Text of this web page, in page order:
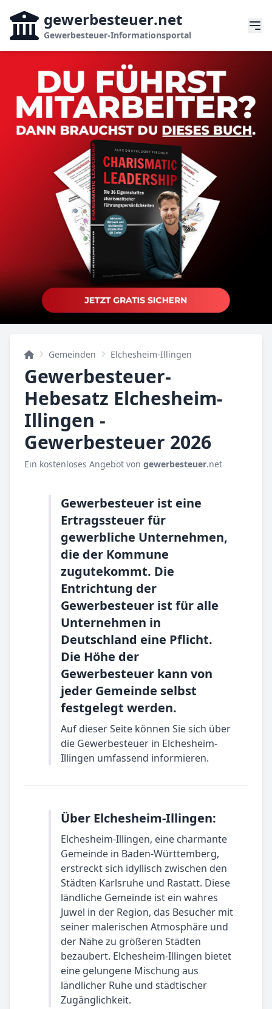
gewerbesteuer.net
Gewerbesteuer-Informationsportal
Gemeinden Elchesheim-Illingen
Gewerbesteuer-
Hebesatz Elchesheim-
Illingen -
Gewerbesteuer 2026
Ein kostenloses Angebot von gewerbesteuer.net
Gewerbesteuer ist eine
Ertragssteuer für
gewerbliche Unternehmen,
die der Kommune
zugutekommt. Die
Entrichtung der
Gewerbesteuer ist für alle
Unternehmen in
Deutschland eine Pflicht.
Die Höhe der
Gewerbesteuer kann von
jeder Gemeinde selbst
festgelegt werden.
Auf dieser Seite können Sie sich über
die Gewerbesteuer in Elchesheim-
Illingen umfassend informieren.
Über Elchesheim-Illingen:
Elchesheim-Illingen, eine charmante
Gemeinde in Baden-Württemberg,
erstreckt sich idyllisch zwischen den
Städten Karlsruhe und Rastatt. Diese
ländliche Gemeinde ist ein wahres
Juwel in der Region, das Besucher mit
seiner malerischen Atmosphäre und
der Nähe zu größeren Städten
bezaubert. Elchesheim-Illingen bietet
eine gelungene Mischung aus
ländlicher Ruhe und städtischer
Zugänglichkeit.